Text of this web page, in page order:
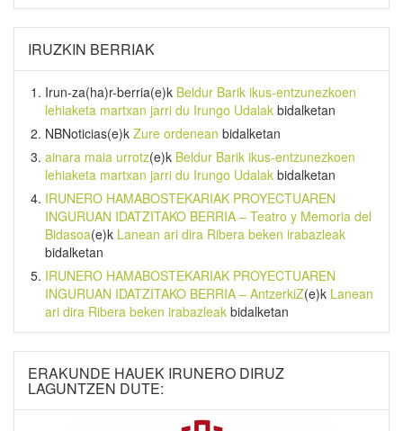
IRUZKIN BERRIAK
Irun-za(ha)r-berria(e)k Beldur Barik ikus-entzunezkoen
lehiaketa martxan jarri du Irungo Udalak bidalketan
NBNoticias(e)k Zure ordenean bidalketan
ainara maia urrotz(e)k Beldur Barik ikus-entzunezkoen
lehiaketa martxan jarri du Irungo Udalak bidalketan
IRUNERO HAMABOSTEKARIAK PROYECTUAREN
INGURUAN IDATZITAKO BERRIA – Teatro y Memoria del
Bidasoa(e)k Lanean ari dira Ribera beken irabazleak
bidalketan
IRUNERO HAMABOSTEKARIAK PROYECTUAREN
INGURUAN IDATZITAKO BERRIA – AntzerkiZ(e)k Lanean
ari dira Ribera beken irabazleak bidalketan
ERAKUNDE HAUEK IRUNERO DIRUZ
LAGUNTZEN DUTE: